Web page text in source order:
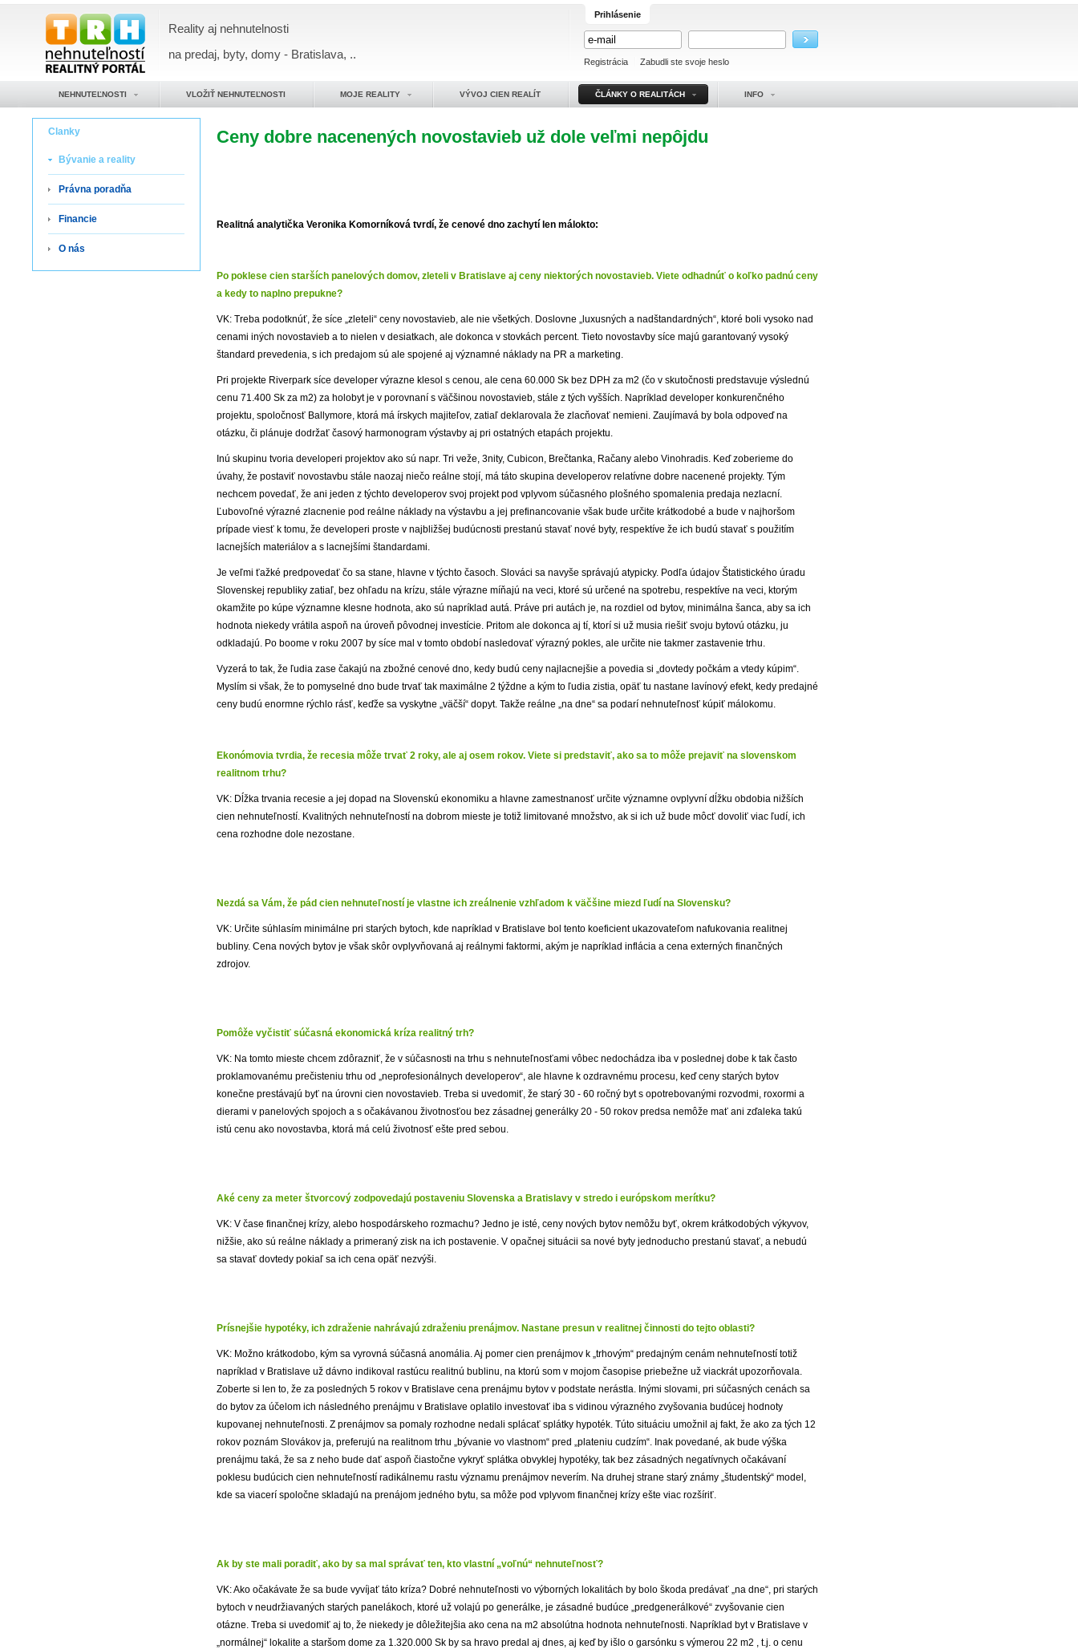
Reality aj nehnutelnosti
na predaj, byty, domy - Bratislava, ..
Prihlásenie
Registrácia Zabudli ste svoje heslo
NEHNUTEĽNOSTI VLOŽIŤ NEHNUTEĽNOSTI MOJE REALITY VÝVOJ CIEN REALÍT ČLÁNKY O REALITÁCH INFO
Clanky
Bývanie a reality
Právna poradňa
Financie
O nás
Ceny dobre nacenených novostavieb už dole veľmi nepôjdu
Realitná analytička Veronika Komorníková tvrdí, že cenové dno zachytí len málokto:
Po poklese cien starších panelových domov, zleteli v Bratislave aj ceny niektorých novostavieb. Viete odhadnúť o koľko padnú ceny
a kedy to naplno prepukne?
VK: Treba podotknúť, že síce „zleteli“ ceny novostavieb, ale nie všetkých. Doslovne „luxusných a nadštandardných“, ktoré boli vysoko nad
cenami iných novostavieb a to nielen v desiatkach, ale dokonca v stovkách percent. Tieto novostavby síce majú garantovaný vysoký
štandard prevedenia, s ich predajom sú ale spojené aj významné náklady na PR a marketing.
Pri projekte Riverpark síce developer výrazne klesol s cenou, ale cena 60.000 Sk bez DPH za m2 (čo v skutočnosti predstavuje výslednú
cenu 71.400 Sk za m2) za holobyt je v porovnaní s väčšinou novostavieb, stále z tých vyšších. Napríklad developer konkurenčného
projektu, spoločnosť Ballymore, ktorá má írskych majiteľov, zatiaľ deklarovala že zlacňovať nemieni. Zaujímavá by bola odpoveď na
otázku, či plánuje dodržať časový harmonogram výstavby aj pri ostatných etapách projektu.
Inú skupinu tvoria developeri projektov ako sú napr. Tri veže, 3nity, Cubicon, Brečtanka, Račany alebo Vinohradis. Keď zoberieme do
úvahy, že postaviť novostavbu stále naozaj niečo reálne stojí, má táto skupina developerov relatívne dobre nacenené projekty. Tým
nechcem povedať, že ani jeden z týchto developerov svoj projekt pod vplyvom súčasného plošného spomalenia predaja nezlacní.
Ľubovoľné výrazné zlacnenie pod reálne náklady na výstavbu a jej prefinancovanie však bude určite krátkodobé a bude v najhoršom
prípade viesť k tomu, že developeri proste v najbližšej budúcnosti prestanú stavať nové byty, respektíve že ich budú stavať s použitím
lacnejších materiálov a s lacnejšími štandardami.
Je veľmi ťažké predpovedať čo sa stane, hlavne v týchto časoch. Slováci sa navyše správajú atypicky. Podľa údajov Štatistického úradu
Slovenskej republiky zatiaľ, bez ohľadu na krízu, stále výrazne míňajú na veci, ktoré sú určené na spotrebu, respektíve na veci, ktorým
okamžite po kúpe významne klesne hodnota, ako sú napríklad autá. Práve pri autách je, na rozdiel od bytov, minimálna šanca, aby sa ich
hodnota niekedy vrátila aspoň na úroveň pôvodnej investície. Pritom ale dokonca aj tí, ktorí si už musia riešiť svoju bytovú otázku, ju
odkladajú. Po boome v roku 2007 by síce mal v tomto období nasledovať výrazný pokles, ale určite nie takmer zastavenie trhu.
Vyzerá to tak, že ľudia zase čakajú na zbožné cenové dno, kedy budú ceny najlacnejšie a povedia si „dovtedy počkám a vtedy kúpim“.
Myslím si však, že to pomyselné dno bude trvať tak maximálne 2 týždne a kým to ľudia zistia, opäť tu nastane lavínový efekt, kedy predajné
ceny budú enormne rýchlo rásť, keďže sa vyskytne „väčší“ dopyt. Takže reálne „na dne“ sa podarí nehnuteľnosť kúpiť málokomu.
Ekonómovia tvrdia, že recesia môže trvať 2 roky, ale aj osem rokov. Viete si predstaviť, ako sa to môže prejaviť na slovenskom
realitnom trhu?
VK: Dĺžka trvania recesie a jej dopad na Slovenskú ekonomiku a hlavne zamestnanosť určite významne ovplyvní dĺžku obdobia nižších
cien nehnuteľností. Kvalitných nehnuteľností na dobrom mieste je totiž limitované množstvo, ak si ich už bude môcť dovoliť viac ľudí, ich
cena rozhodne dole nezostane.
Nezdá sa Vám, že pád cien nehnuteľností je vlastne ich zreálnenie vzhľadom k väčšine miezd ľudí na Slovensku?
VK: Určite súhlasím minimálne pri starých bytoch, kde napríklad v Bratislave bol tento koeficient ukazovateľom nafukovania realitnej
bubliny. Cena nových bytov je však skôr ovplyvňovaná aj reálnymi faktormi, akým je napríklad inflácia a cena externých finančných
zdrojov.
Pomôže vyčistiť súčasná ekonomická kríza realitný trh?
VK: Na tomto mieste chcem zdôrazniť, že v súčasnosti na trhu s nehnuteľnosťami vôbec nedochádza iba v poslednej dobe k tak často
proklamovanému prečisteniu trhu od „neprofesionálnych developerov“, ale hlavne k ozdravnému procesu, keď ceny starých bytov
konečne prestávajú byť na úrovni cien novostavieb. Treba si uvedomiť, že starý 30 - 60 ročný byt s opotrebovanými rozvodmi, roxormi a
dierami v panelových spojoch a s očakávanou životnosťou bez zásadnej generálky 20 - 50 rokov predsa nemôže mať ani zďaleka takú
istú cenu ako novostavba, ktorá má celú životnosť ešte pred sebou.
Aké ceny za meter štvorcový zodpovedajú postaveniu Slovenska a Bratislavy v stredo i európskom merítku?
VK: V čase finančnej krízy, alebo hospodárskeho rozmachu? Jedno je isté, ceny nových bytov nemôžu byť, okrem krátkodobých výkyvov,
nižšie, ako sú reálne náklady a primeraný zisk na ich postavenie. V opačnej situácii sa nové byty jednoducho prestanú stavať, a nebudú
sa stavať dovtedy pokiaľ sa ich cena opäť nezvýši.
Prísnejšie hypotéky, ich zdraženie nahrávajú zdraženiu prenájmov. Nastane presun v realitnej činnosti do tejto oblasti?
VK: Možno krátkodobo, kým sa vyrovná súčasná anomália. Aj pomer cien prenájmov k „trhovým“ predajným cenám nehnuteľností totiž
napríklad v Bratislave už dávno indikoval rastúcu realitnú bublinu, na ktorú som v mojom časopise priebežne už viackrát upozorňovala.
Zoberte si len to, že za posledných 5 rokov v Bratislave cena prenájmu bytov v podstate nerástla. Inými slovami, pri súčasných cenách sa
do bytov za účelom ich následného prenájmu v Bratislave oplatilo investovať iba s vidinou výrazného zvyšovania budúcej hodnoty
kupovanej nehnuteľnosti. Z prenájmov sa pomaly rozhodne nedali splácať splátky hypoték. Túto situáciu umožnil aj fakt, že ako za tých 12
rokov poznám Slovákov ja, preferujú na realitnom trhu „bývanie vo vlastnom“ pred „plateniu cudzím“. Inak povedané, ak bude výška
prenájmu taká, že sa z neho bude dať aspoň čiastočne vykryť splátka obvyklej hypotéky, tak bez zásadných negatívnych očakávaní
poklesu budúcich cien nehnuteľností radikálnemu rastu významu prenájmov neverím. Na druhej strane starý známy „študentský“ model,
kde sa viacerí spoločne skladajú na prenájom jedného bytu, sa môže pod vplyvom finančnej krízy ešte viac rozšíriť.
Ak by ste mali poradiť, ako by sa mal správať ten, kto vlastní „voľnú“ nehnuteľnosť?
VK: Ako očakávate že sa bude vyvíjať táto kríza? Dobré nehnuteľnosti vo výborných lokalitách by bolo škoda predávať „na dne“, pri starých
bytoch v neudržiavaných starých panelákoch, ktoré už volajú po generálke, je zásadné budúce „predgenerálkové“ zvyšovanie cien
otázne. Treba si uvedomiť aj to, že niekedy je dôležitejšia ako cena na m2 absolútna hodnota nehnuteľnosti. Napríklad byt v Bratislave v
„normálnej“ lokalite a staršom dome za 1.320.000 Sk by sa hravo predal aj dnes, aj keď by išlo o garsónku s výmerou 22 m2 , t.j. o cenu